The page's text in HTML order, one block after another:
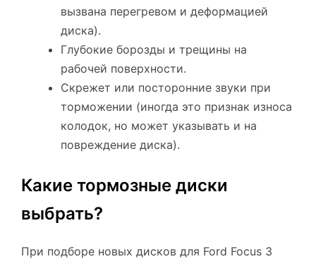
вызвана перегревом и деформацией
диска).
Глубокие борозды и трещины на
рабочей поверхности.
Скрежет или посторонние звуки при
торможении (иногда это признак износа
колодок, но может указывать и на
повреждение диска).
Какие тормозные диски
выбрать?
При подборе новых дисков для Ford Focus 3